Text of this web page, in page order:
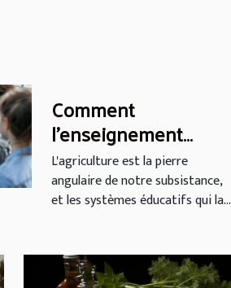
Comment
l'enseignement
agricole contribue à
la lutte contre la faim
en France
L'agriculture est la pierre
angulaire de notre subsistance,
et les systèmes éducatifs qui la...